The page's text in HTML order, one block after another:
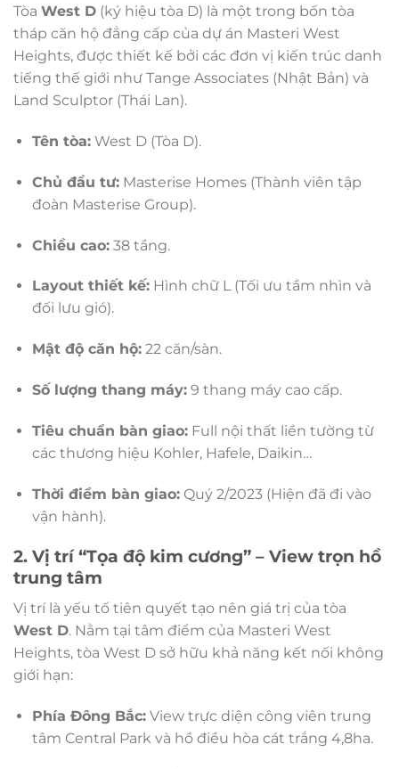
Tòa West D (ký hiệu tòa D) là một trong bốn tòa
tháp căn hộ đẳng cấp của dự án Masteri West
Heights, được thiết kế bởi các đơn vị kiến trúc danh
tiếng thế giới như Tange Associates (Nhật Bản) và
Land Sculptor (Thái Lan).
Tên tòa:West D (Tòa D).
Chủ đầu tư:Masterise Homes (Thành viên tập
đoàn Masterise Group).
Chiều cao:38 tầng.
Layout thiết kế:Hình chữ L (Tối ưu tầm nhìn và
đối lưu gió).
Mật độ căn hộ:22 căn/sàn.
Số lượng thang máy:9 thang máy cao cấp.
Tiêu chuẩn bàn giao:Full nội thất liền tường từ
các thương hiệu Kohler, Hafele, Daikin…
Thời điểm bàn giao:Quý 2/2023 (Hiện đã đi vào
vận hành).
2. Vị trí “Tọa độ kim cương” – View trọn hồ
trung tâm
Vị trí là yếu tố tiên quyết tạo nên giá trị của tòa
West D. Nằm tại tâm điểm của Masteri West
Heights, tòa West D sở hữu khả năng kết nối không
giới hạn:
Phía Đông Bắc:View trực diện công viên trung
tâm Central Park và hồ điều hòa cát trắng 4,8ha.